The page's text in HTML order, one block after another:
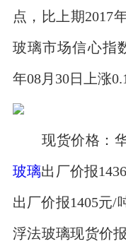
点，比上期2017
玻璃市场信心指
年08月30日上涨
现货价格：华
玻璃出厂价报
出厂价报1405元/
浮法玻璃现货价